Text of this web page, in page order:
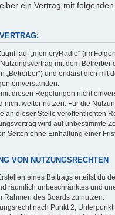
ein Vertrag mit
auf „memoryRadio“ (im
mit dem Betreiber
„Betreiber“) und erklärst dich mit
einverstanden.
diesen Regelungen nicht
nicht weiter nutzen. Für die
an dieser Stelle veröffentlichten
wird auf unbestimmte
Seiten ohne Einhaltung einer
VON NUTZUNGSRECHTEN
eines Beitrags erteilst du
räumlich unbeschränktes und
Rahmen des Boards zu nutzen.
nach Punkt 2,